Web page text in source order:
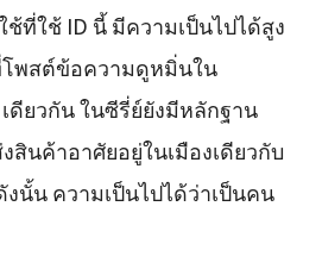
ช้ที่ใช้ ID นี้ มีความเป็นไปได้สูง
โพสต์ข้อความดูหมิ่นใน
ดียวกัน ในซีรี่ย์ยังมีหลักฐาน
นค้าอาศัยอยู่ในเมืองเดียวกับ
งนั้น ความเป็นไปได้ว่าเป็นคน